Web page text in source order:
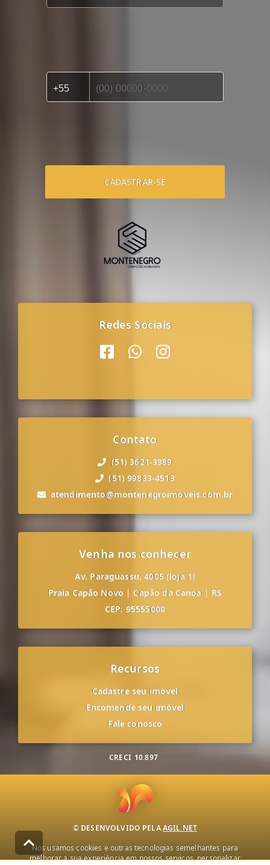
CADASTRAR-SE
Redes Sociais
Contato
(51) 3621-3989
(51) 99833-4513
atendimento@montenegroimoveis.com.br
Venha nos conhecer
Av. Paraguassu, 4005 (loja 1)
Praia Capão Novo | Capão da Canoa | RS
CEP: 95555000
Recursos
Cadastre seu imóvel
Encomende seu imóvel
Fale conosco
CRECI 10.897
© DESENVOLVIDO PELAAGIL.NET
Nós usamos cookies e outras tecnologias semelhantes para
melhorar a sua experiência em nossos serviços, personalizar